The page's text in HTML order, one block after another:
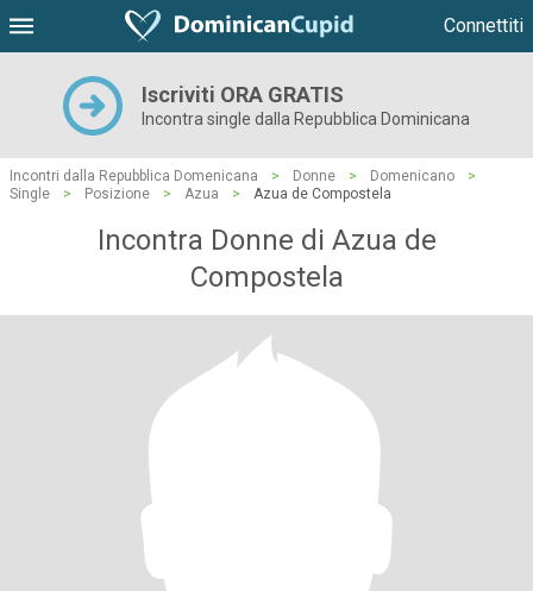
Connettiti
Iscriviti ORA GRATIS
Incontra single dalla Repubblica Dominicana
Incontri dalla Repubblica Domenicana > Donne > Domenicano
>
Single
> Posizione > Azua > Azua de Compostela
Incontra Donne di Azua de
Compostela